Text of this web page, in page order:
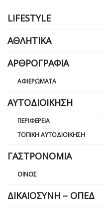
LIFESTYLE
ΑΘΛΗΤΙΚΆ
ΑΡΘΡΟΓΡΑΦΊΑ
ΑΦΙΕΡΏΜΑΤΑ
ΑΥΤΟΔΙΟΊΚΗΣΗ
ΠΕΡΙΦΈΡΕΙΑ
ΤΟΠΙΚΉ ΑΥΤΟΔΙΟΊΚΗΣΗ
ΓΑΣΤΡΟΝΟΜΊΑ
ΟΊΝΟΣ
ΔΙΚΑΙΟΣΎΝΗ – ΟΠΕΔ